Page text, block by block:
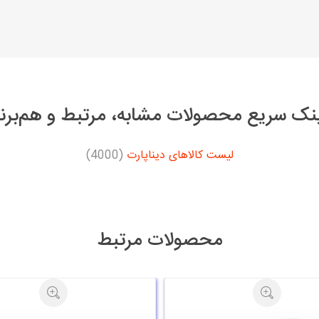
سریع محصولات مشابه، مرتبط و
لیست کالاهای دیناپارت (4000)
محصولات مرتبط